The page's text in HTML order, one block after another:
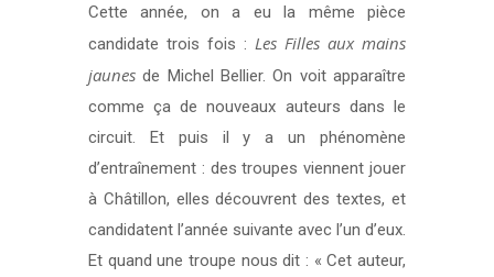
Cette année, on a eu la même pièce
candidate trois fois :Les Filles aux mains
jaunesde Michel Bellier. On voit apparaître
comme ça de nouveaux auteurs dans le
circuit. Et puis il y a un phénomène
d’entraînement : des troupes viennent jouer
à Châtillon, elles découvrent des textes, et
candidatent l’année suivante avec l’un d’eux.
Et quand une troupe nous dit : « Cet auteur,